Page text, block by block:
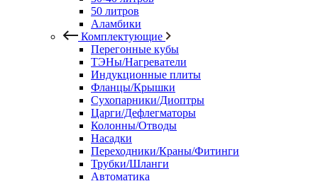
50 литров
Аламбики
Комплектующие
Перегонные кубы
ТЭНы/Нагреватели
Индукционные плиты
Фланцы/Крышки
Сухопарники/Диоптры
Царги/Дефлегматоры
Колонны/Отводы
Насадки
Переходники/Краны/Фитинги
Трубки/Шланги
Автоматика